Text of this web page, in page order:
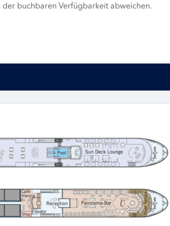
buchbaren Verfügbarkeit abweichen.